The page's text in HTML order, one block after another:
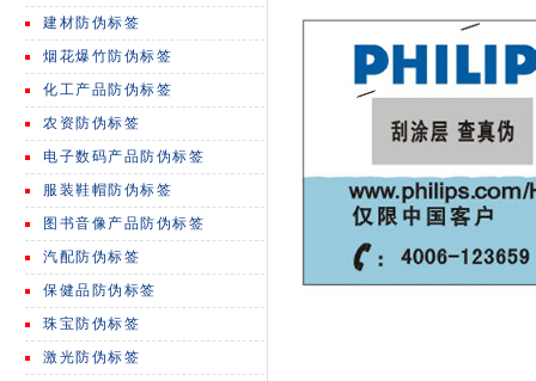
建材防伪标签
烟花爆竹防伪标签
化工产品防伪标签
农资防伪标签
电子数码产品防伪标签
服装鞋帽防伪标签
图书音像产品防伪标签
汽配防伪标签
保健品防伪标签
珠宝防伪标签
激光防伪标签